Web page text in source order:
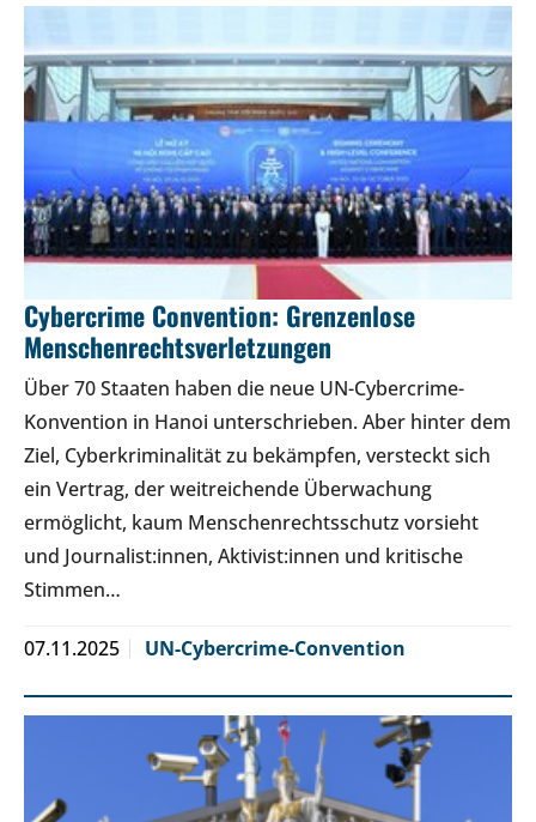
Cybercrime Convention: Grenzenlose
Menschenrechtsverletzungen
Über 70 Staaten haben die neue UN-Cybercrime-
Konvention in Hanoi unterschrieben. Aber hinter dem
Ziel, Cyberkriminalität zu bekämpfen, versteckt sich
ein Vertrag, der weitreichende Überwachung
ermöglicht, kaum Menschenrechtsschutz vorsieht
und Journalist:innen, Aktivist:innen und kritische
Stimmen…
07.11.2025 UN-Cybercrime-Convention